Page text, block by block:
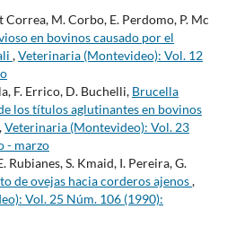
Correa, M. Corbo, E. Perdomo, P. Mc
en bovinos causado por el
,Veterinaria (Montevideo): Vol. 12
F. Errico, D. Buchelli, Brucella
los títulos aglutinantes en bovinos
,Veterinaria (Montevideo): Vol. 23
- marzo
Rubianes, S. Kmaid, I. Pereira, G.
de ovejas hacia corderos ajenos,
Vol. 25 Núm. 106 (1990):